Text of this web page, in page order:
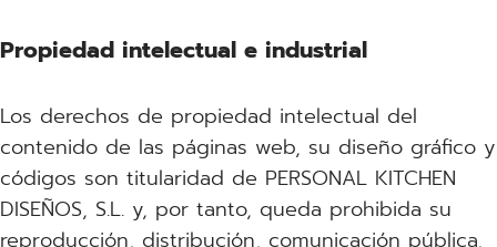
Propiedad intelectual e industrial
Los derechos de propiedad intelectual del
contenido de las páginas web, su diseño gráfico y
códigos son titularidad de PERSONAL KITCHEN
DISEÑOS, S.L. y, por tanto, queda prohibida su
reproducción, distribución, comunicación pública,